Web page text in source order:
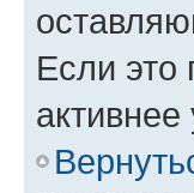
Если это
активнее